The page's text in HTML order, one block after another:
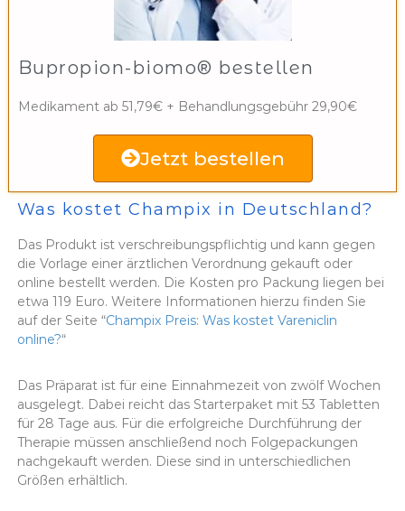
Bupropion-biomo® bestellen
Medikament ab 51,79€ + Behandlungsgebühr 29,90€
Jetzt bestellen
Was kostet Champix in Deutschland?
Das Produkt ist verschreibungspflichtig und kann gegen
die Vorlage einer ärztlichen Verordnung gekauft oder
online bestellt werden. Die Kosten pro Packung liegen bei
etwa 119 Euro. Weitere Informationen hierzu finden Sie
auf der Seite “Champix Preis: Was kostet Vareniclin
online?“
Das Präparat ist für eine Einnahmezeit von zwölf Wochen
ausgelegt. Dabei reicht das Starterpaket mit 53 Tabletten
für 28 Tage aus. Für die erfolgreiche Durchführung der
Therapie müssen anschließend noch Folgepackungen
nachgekauft werden. Diese sind in unterschiedlichen
Größen erhältlich.